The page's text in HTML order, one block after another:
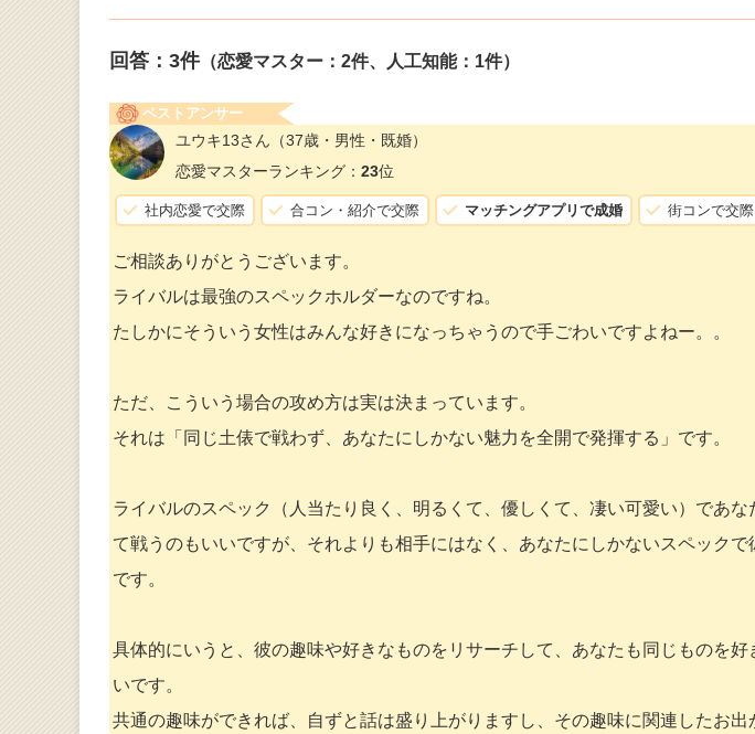
回答： 3件（恋愛マスター：2件、人工知能：1件）
ベストアンサー
ユウキ13さん （37歳・男性・既婚）
恋愛マスターランキング： 23位
社内恋愛で交際 合コン・紹介で交際 マッチングアプリで成婚 街コンで交際
ご相談ありがとうございます。
ライバルは最強のスペックホルダーなのですね。
たしかにそういう女性はみんな好きになっちゃうので手ごわいですよねー。。
ただ、こういう場合の攻め方は実は決まっています。
それは「同じ土俵で戦わず、あなたにしかない魅力を全開で発揮する」です。
ライバルのスペック（人当たり良く、明るくて、優しくて、凄い可愛い）であ
て戦うのもいいですが、それよりも相手にはなく、あなたにしかないスペック
です。
具体的にいうと、彼の趣味や好きなものをリサーチして、あなたも同じものを
いです。
共通の趣味ができれば、自ずと話は盛り上がりますし、その趣味に関連したお